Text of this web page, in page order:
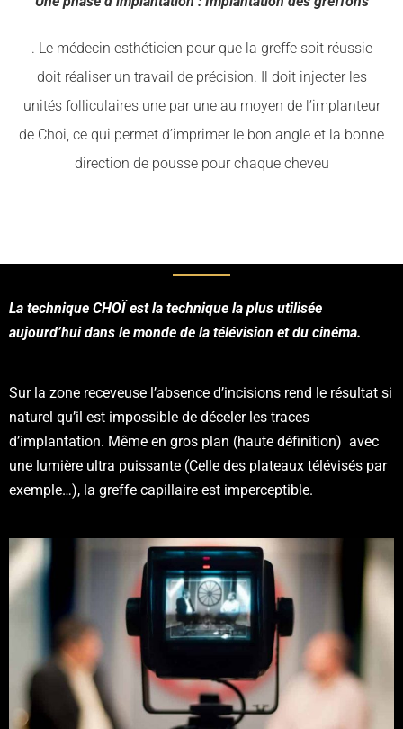
. Le médecin esthéticien pour que la greffe soit réussie
doit réaliser un travail de précision. Il doit injecter les
unités folliculaires une par une au moyen de l’implanteur
de Choi, ce qui permet d’imprimer le bon angle et la bonne
direction de pousse pour chaque cheveu
La technique CHOÏ est la technique la plus utilisée
aujourd’hui dans le monde de la télévision et du cinéma.
Sur la zone receveuse l’absence d’incisions rend le résultat si
naturel qu’il est impossible de déceler les traces
d’implantation. Même en gros plan (haute définition) avec
une lumière ultra puissante (Celle des plateaux télévisés par
exemple…), la greffe capillaire est imperceptible.